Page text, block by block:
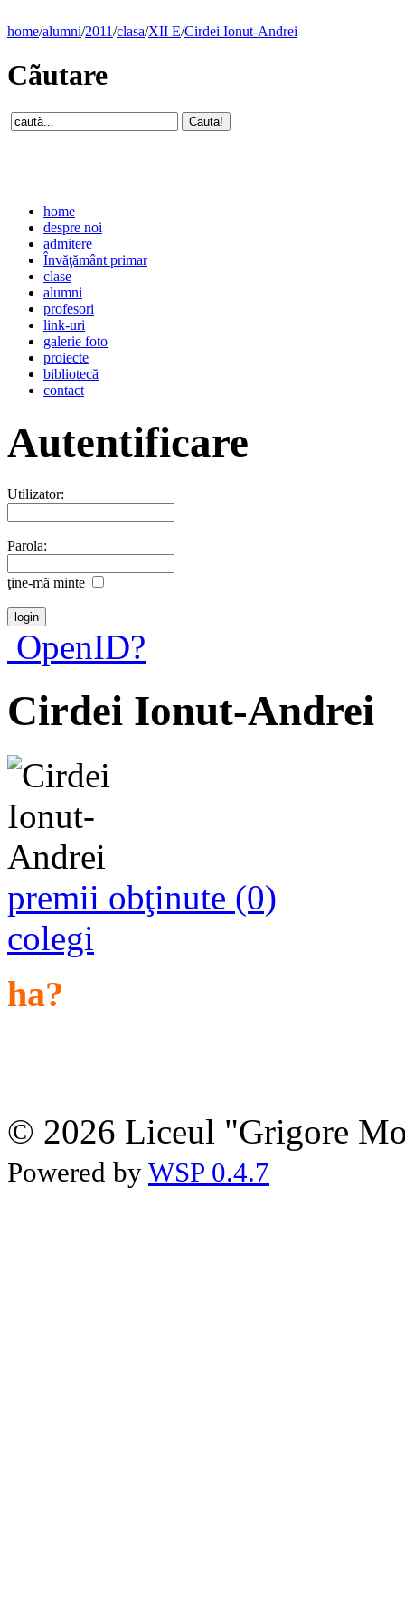
home/alumni/2011/clasa/XII E/Cirdei Ionut-Andrei
Cãutare
home
despre noi
admitere
Învăţământ primar
clase
alumni
profesori
link-uri
galerie foto
proiecte
bibliotecă
contact
Autentificare
Utilizator:
Parola:
ţine-mã minte
OpenID?
Cirdei Ionut-Andrei
premii obţinute (0)
colegi
ha?
© 2026 Liceul "Grigore
Powered by WSP 0.4.7